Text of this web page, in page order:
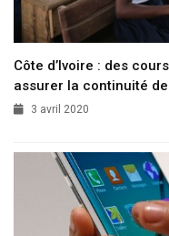
Côte d’Ivoire : des
assurer la continuité de
3 avril 2020